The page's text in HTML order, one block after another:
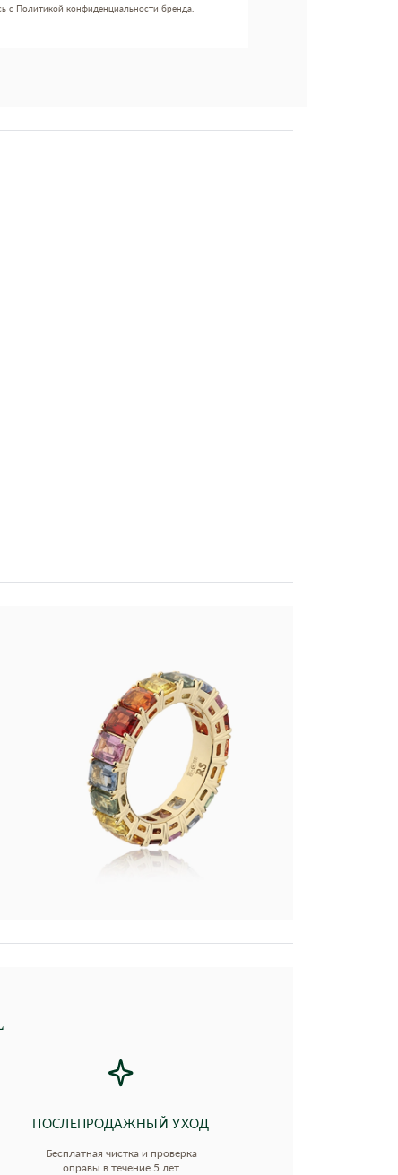
с Политикой конфиденциальности бренда.
ПОСЛЕПРОДАЖНЫЙ УХОД
Бесплатная чистка и проверка
оправы в течение 5 лет